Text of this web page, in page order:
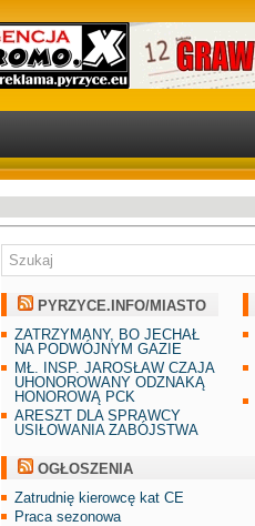
PYRZYCE.INFO/MIASTO
ZATRZYMANY, BO JECHAŁ
NA PODWÓJNYM GAZIE
MŁ. INSP. JAROSŁAW CZAJA
UHONOROWANY ODZNAKĄ
HONOROWĄ PCK
ARESZT DLA SPRAWCY
USIŁOWANIA ZABÓJSTWA
OGŁOSZENIA
Zatrudnię kierowcę kat CE
Praca sezonowa